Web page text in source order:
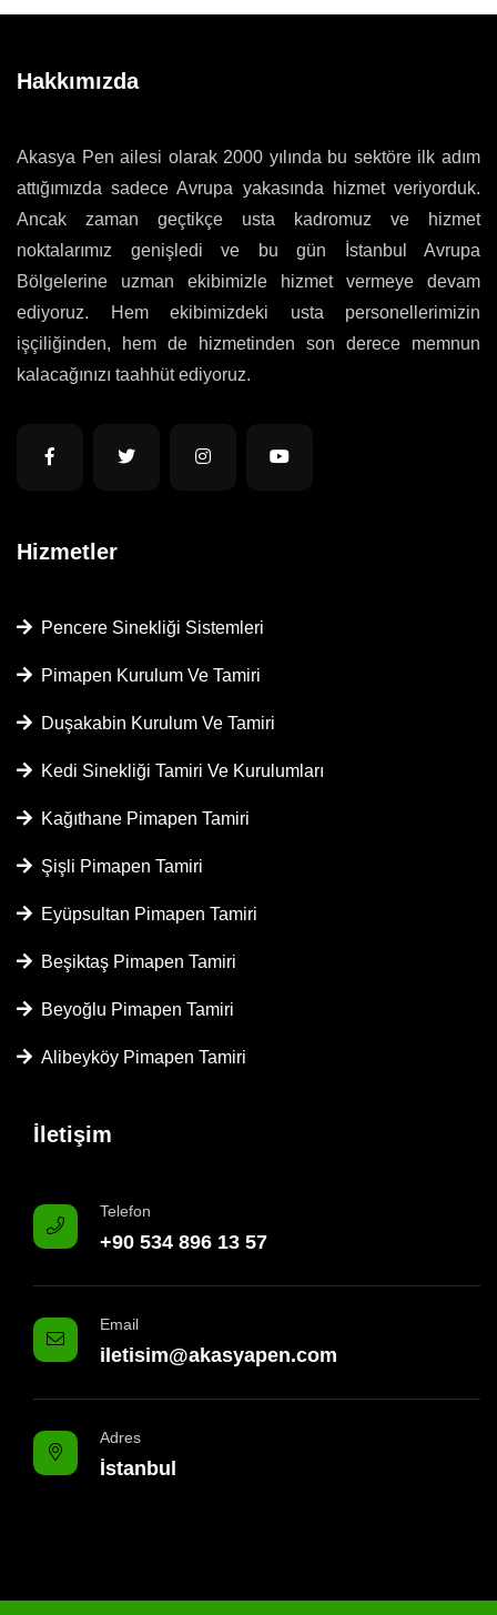
Hakkımızda
Akasya Pen ailesi olarak 2000 yılında bu sektöre ilk adım
attığımızda sadece Avrupa yakasında hizmet veriyorduk.
Ancak zaman geçtikçe usta kadromuz ve hizmet
noktalarımız genişledi ve bu gün İstanbul Avrupa
Bölgelerine uzman ekibimizle hizmet vermeye devam
ediyoruz. Hem ekibimizdeki usta personellerimizin
işçiliğinden, hem de hizmetinden son derece memnun
kalacağınızı taahhüt ediyoruz.
Hizmetler
Pencere Sinekliği Sistemleri
Pimapen Kurulum Ve Tamiri
Duşakabin Kurulum Ve Tamiri
Kedi Sinekliği Tamiri Ve Kurulumları
Kağıthane Pimapen Tamiri
Şişli Pimapen Tamiri
Eyüpsultan Pimapen Tamiri
Beşiktaş Pimapen Tamiri
Beyoğlu Pimapen Tamiri
Alibeyköy Pimapen Tamiri
İletişim
Telefon
+90 534 896 13 57
Email
iletisim@akasyapen.com
Adres
İstanbul